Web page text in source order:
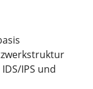
IPS und